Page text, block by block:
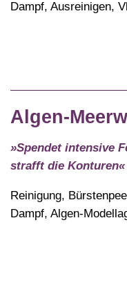
Dampf, Ausreinigen,
Algen-
»Spendet intensive
strafft die Konturen«
Reinigung,
Dampf, Algen-